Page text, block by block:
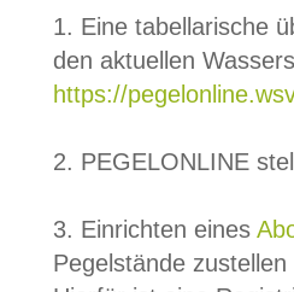
1. Eine tabellarische
den aktuellen
https://
2. PEGELONLINE
3. Einrichten eines
Pegelstände